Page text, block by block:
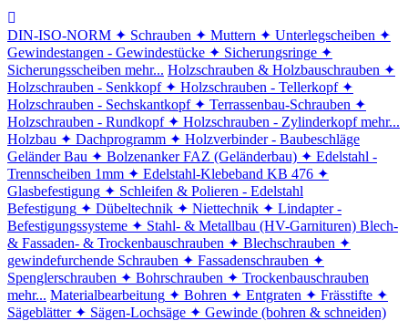
DIN-ISO-NORM ✦ Schrauben ✦ Muttern ✦ Unterlegscheiben ✦
Gewindestangen - Gewindestücke ✦ Sicherungsringe ✦
Sicherungsscheiben mehr... Holzschrauben & Holzbauschrauben ✦
Holzschrauben - Senkkopf ✦ Holzschrauben - Tellerkopf ✦
Holzschrauben - Sechskantkopf ✦ Terrassenbau-Schrauben ✦
Holzschrauben - Rundkopf ✦ Holzschrauben - Zylinderkopf mehr...
Holzbau ✦ Dachprogramm ✦ Holzverbinder - Baubeschläge
Geländer Bau ✦ Bolzenanker FAZ (Geländerbau) ✦ Edelstahl -
Trennscheiben 1mm ✦ Edelstahl-Klebeband KB 476 ✦
Glasbefestigung ✦ Schleifen & Polieren - Edelstahl
Befestigung ✦ Dübeltechnik ✦ Niettechnik ✦ Lindapter -
Befestigungssysteme ✦ Stahl- & Metallbau (HV-Garnituren) Blech-
& Fassaden- & Trockenbauschrauben ✦ Blechschrauben ✦
gewindefurchende Schrauben ✦ Fassadenschrauben ✦
Spenglerschrauben ✦ Bohrschrauben ✦ Trockenbauschrauben
mehr... Materialbearbeitung ✦ Bohren ✦ Entgraten ✦ Frässtifte ✦
Sägeblätter ✦ Sägen-Lochsäge ✦ Gewinde (bohren & schneiden)